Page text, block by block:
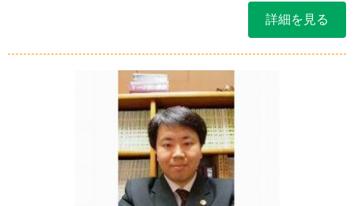
詳細を見る